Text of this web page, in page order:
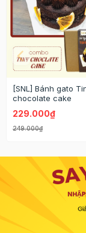
[SNL] Bánh gato
chocolate cake
229.000₫
249.000₫